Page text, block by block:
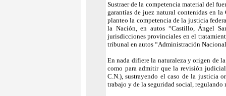
Sustraer de la competencia material del
garantías de juez natural contenidas en
planteo la competencia de la justicia
la Nación, en autos “Castillo, Ángel
jurisdicciones provinciales en el
tribunal en autos “Administración
En nada difiere la naturaleza y origen de
como para admitir que la revisión
C.N.), sustrayendo el caso de la justicia
trabajo y de la seguridad social, regulando